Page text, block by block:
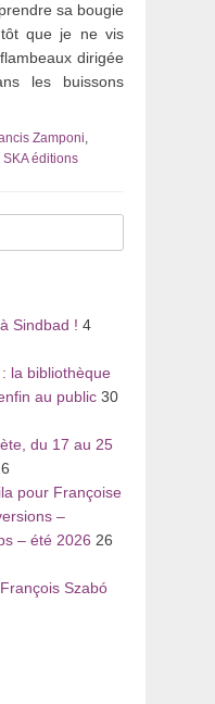
sa bougie
que je ne vis
dirigée
les buissons
Zamponi,
SKA éditions
Sindbad ! 4
la bibliothèque
au public 30
du 17 au 25
pour Françoise
–
– été 2026 26
Szabó